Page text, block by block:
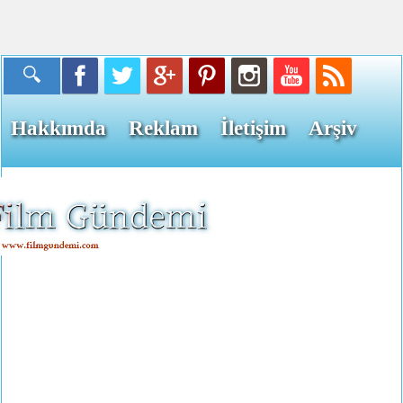
Hakkımda Reklam İletişim Arşiv